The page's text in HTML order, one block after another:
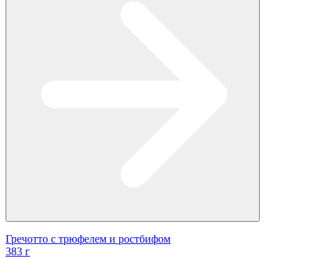
Гречотто с трюфелем и ростбифом
383 г